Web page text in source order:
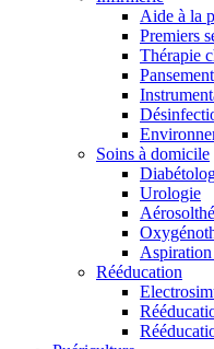
Aide à la
Premiers
Thérapie
Soins à domicile
Urologie
Aspiration
Rééducation